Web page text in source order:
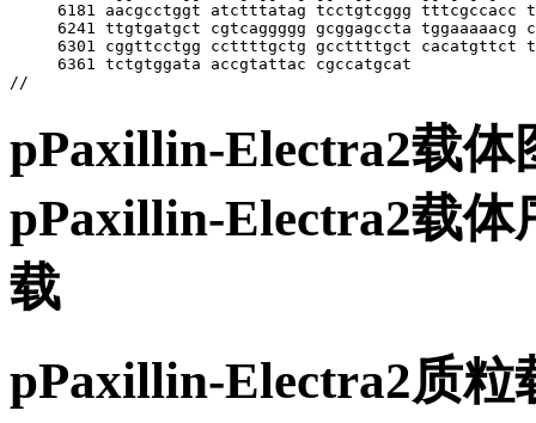
6181 aacgcctggt atctttatag tcctgtcggg tttcgccacc
6241 ttgtgatgct cgtcaggggg gcggagccta tggaaaaacg
6301 cggttcctgg ccttttgctg gccttttgct cacatgttct
     6361 tctgtggata accgtattac cgccatgcat
pPaxillin-Electra2载体
pPaxillin-Electra2载体
载
pPaxillin-Electra2质粒